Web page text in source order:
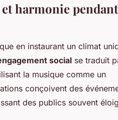
harmonie
en instaurant un climat
social se traduit
la musique comme un
conçoivent des
des publics souvent